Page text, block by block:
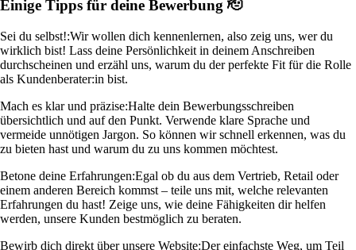
Einige Tipps für deine Bewerbung 🫡
Sei du selbst!:Wir wollen dich kennenlernen, also zeig uns, wer du
wirklich bist! Lass deine Persönlichkeit in deinem Anschreiben
durchscheinen und erzähl uns, warum du der perfekte Fit für die Rolle
als Kundenberater:in bist.
Mach es klar und präzise:Halte dein Bewerbungsschreiben
übersichtlich und auf den Punkt. Verwende klare Sprache und
vermeide unnötigen Jargon. So können wir schnell erkennen, was du
zu bieten hast und warum du zu uns kommen möchtest.
Betone deine Erfahrungen:Egal ob du aus dem Vertrieb, Retail oder
einem anderen Bereich kommst – teile uns mit, welche relevanten
Erfahrungen du hast! Zeige uns, wie deine Fähigkeiten dir helfen
werden, unsere Kunden bestmöglich zu beraten.
Bewirb dich direkt über unsere Website:Der einfachste Weg, um Teil